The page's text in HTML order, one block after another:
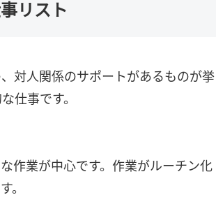
リスト
対人関係のサポートがあるものが挙
仕事です。
作業が中心です。作業がルーチン化
。